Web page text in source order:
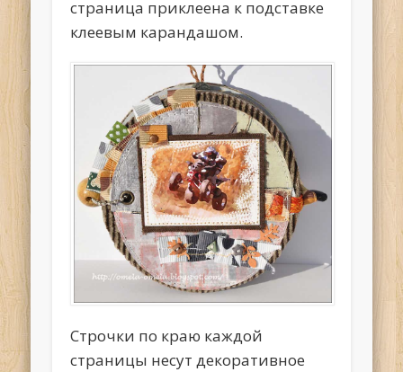
страница приклеена к подставке
клеевым карандашом.
Строчки по краю каждой
страницы несут декоративное